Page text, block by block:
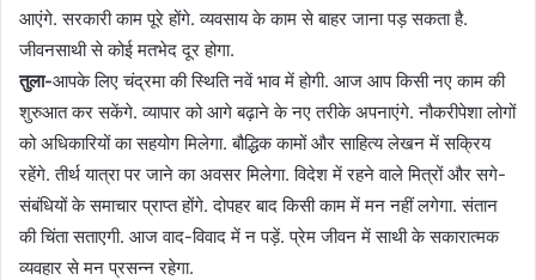
आएंगे. सरकारी काम पूरे होंगे. व्यवसाय के काम से बाहर जाना पड़ सकता है.
जीवनसाथी से कोई मतभेद दूर होगा.
तुला-आपके लिए चंद्रमा की स्थिति नवें भाव में होगी. आज आप किसी नए काम की
शुरुआत कर सकेंगे. व्यापार को आगे बढ़ाने के नए तरीके अपनाएंगे. नौकरीपेशा लोगों
को अधिकारियों का सहयोग मिलेगा. बौद्धिक कामों और साहित्य लेखन में सक्रिय
रहेंगे. तीर्थ यात्रा पर जाने का अवसर मिलेगा. विदेश में रहने वाले मित्रों और सगे-
संबंधियों के समाचार प्राप्त होंगे. दोपहर बाद किसी काम में मन नहीं लगेगा. संतान
की चिंता सताएगी. आज वाद-विवाद में न पड़ें. प्रेम जीवन में साथी के सकारात्मक
व्यवहार से मन प्रसन्न रहेगा.